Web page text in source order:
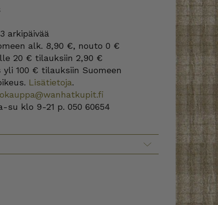
arkipäivää
alk. 8,90 €, nouto 0 €
20 € tilauksiin 2,90 €
yli 100 € tilauksiin Suomeen
Lisätietoja.
su klo 9-21 p. 050 60654